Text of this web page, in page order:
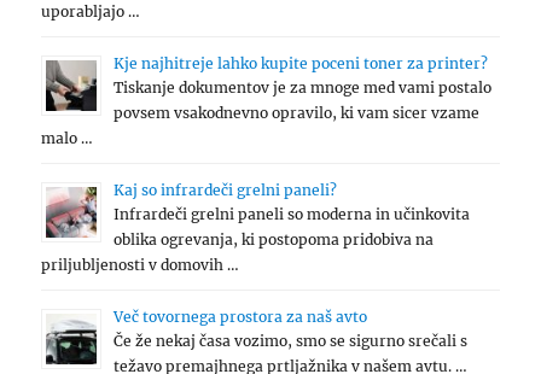
uporabljajo …
Kje najhitreje lahko kupite poceni toner za printer?
Tiskanje dokumentov je za mnoge med vami postalo
povsem vsakodnevno opravilo, ki vam sicer vzame
malo …
Kaj so infrardeči grelni paneli?
Infrardeči grelni paneli so moderna in učinkovita
oblika ogrevanja, ki postopoma pridobiva na
priljubljenosti v domovih …
Več tovornega prostora za naš avto
Če že nekaj časa vozimo, smo se sigurno srečali s
težavo premajhnega prtljažnika v našem avtu. …